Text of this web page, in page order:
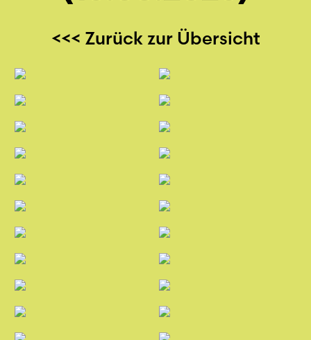
<<< Zurück zur Übersicht